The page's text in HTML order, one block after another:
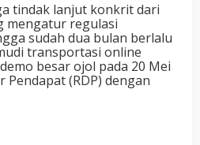
tindak lanjut konkrit dari
mengatur regulasi
sudah dua bulan berlalu
transportasi online
besar ojol pada 20 Mei
Pendapat (RDP) dengan